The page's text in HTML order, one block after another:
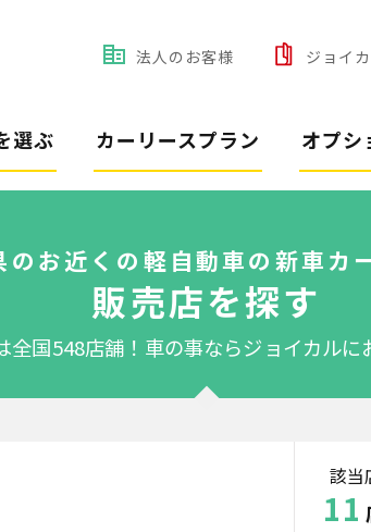
法人のお客様 ジョイ
選ぶ カーリースプラン オプシ
のお近くの軽自動車の新車カ
販売店を探す
全国548店舗！ 車の事ならジョイカルに
該当
11